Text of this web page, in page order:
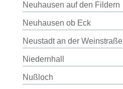
Neuhausen auf den Fildern
Neuhausen ob Eck
Neustadt an der Weinstraße
Niedernhall
Nußloch